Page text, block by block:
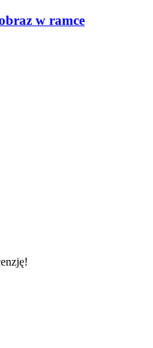
w ramce